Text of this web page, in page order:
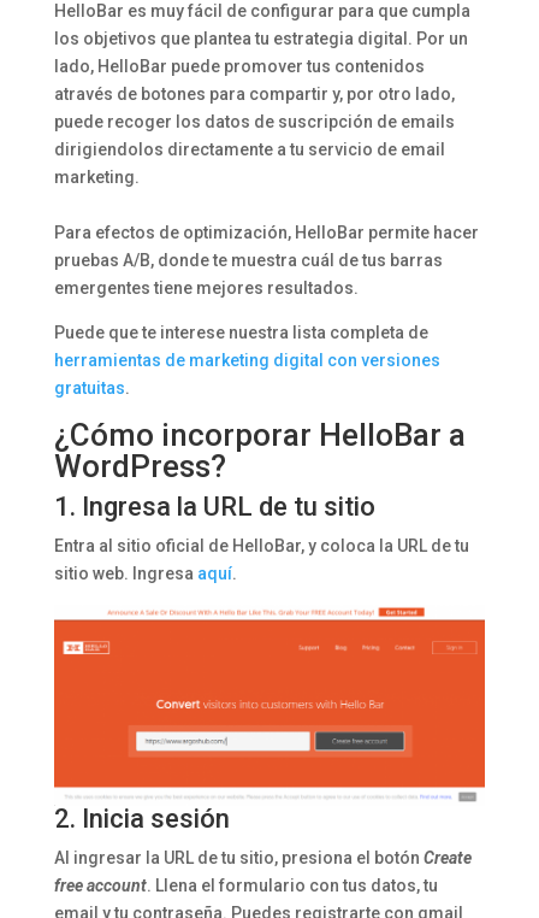
HelloBar es muy fácil de configurar para que cumpla
los objetivos que plantea tu estrategia digital. Por un
lado, HelloBar puede promover tus contenidos
através de botones para compartir y, por otro lado,
puede recoger los datos de suscripción de emails
dirigiendolos directamente a tu servicio de email
marketing.
Para efectos de optimización, HelloBar permite hacer
pruebas A/B, donde te muestra cuál de tus barras
emergentes tiene mejores resultados.
Puede que te interese nuestra lista completa de
herramientas de marketing digital con versiones
gratuitas.
¿Cómo incorporar HelloBar a
WordPress?
1. Ingresa la URL de tu sitio
Entra al sitio oficial de HelloBar, y coloca la URL de tu
sitio web. Ingresa aquí.
2. Inicia sesión
Al ingresar la URL de tu sitio, presiona el botón Create
free account. Llena el formulario con tus datos, tu
email y tu contraseña. Puedes registrarte con gmail